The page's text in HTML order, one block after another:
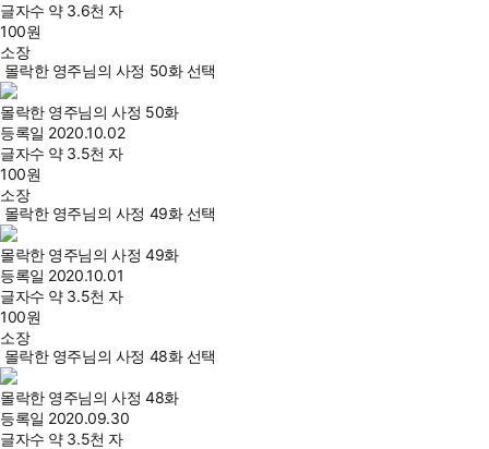
글자수 약 3.6천 자
100원
소장
몰락한 영주님의 사정 50화 선택
몰락한 영주님의 사정 50화
등록일 2020.10.02
글자수 약 3.5천 자
100원
소장
몰락한 영주님의 사정 49화 선택
몰락한 영주님의 사정 49화
등록일 2020.10.01
글자수 약 3.5천 자
100원
소장
몰락한 영주님의 사정 48화 선택
몰락한 영주님의 사정 48화
등록일 2020.09.30
글자수 약 3.5천 자